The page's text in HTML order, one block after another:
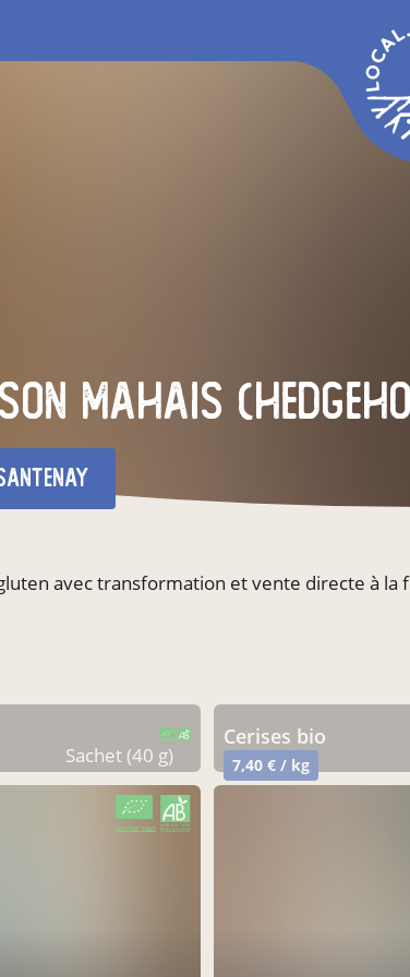
mahais
avec transformation et vente directe à la
Sachet (40 g)
cerises bio
7,40 € / kg
CERTIFIÉ PAR FR-BIO-10
AGRICULTURE FRANCE